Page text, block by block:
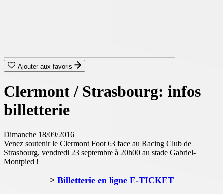
Ajouter aux favoris
Clermont / Strasbourg: infos
billetterie
Dimanche 18/09/2016
Venez soutenir le Clermont Foot 63 face au Racing Club de
Strasbourg, vendredi 23 septembre à 20h00 au stade Gabriel-
Montpied !
> Billetterie en ligne E-TICKET